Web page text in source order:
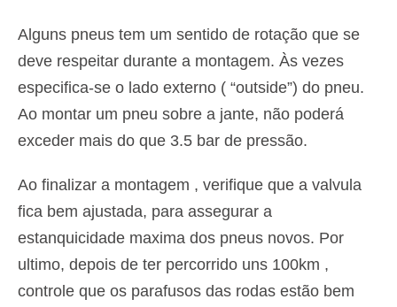
Alguns pneus tem um sentido de rotação que se
deve respeitar durante a montagem. Às vezes
especifica-se o lado externo ( “outside”) do pneu.
Ao montar um pneu sobre a jante, não poderá
exceder mais do que 3.5 bar de pressão.
Ao finalizar a montagem , verifique que a valvula
fica bem ajustada, para assegurar a
estanquicidade maxima dos pneus novos. Por
ultimo, depois de ter percorrido uns 100km ,
controle que os parafusos das rodas estão bem